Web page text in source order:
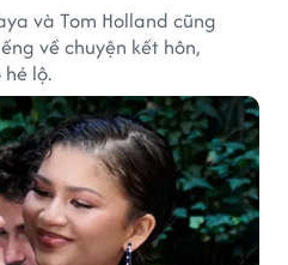
và Tom Holland cũng
về chuyện kết hôn,
lộ.